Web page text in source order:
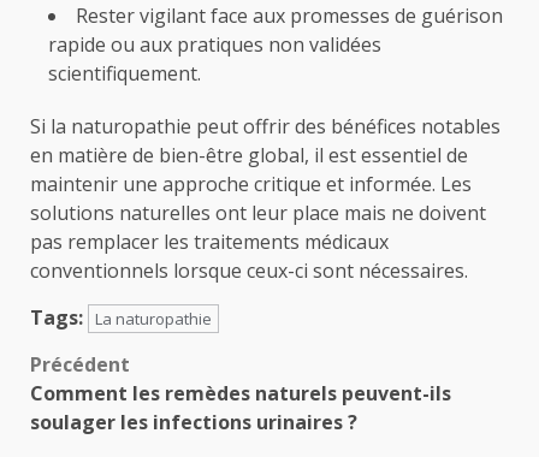
Rester vigilant face aux promesses de guérison
rapide ou aux pratiques non validées
scientifiquement.
Si la naturopathie peut offrir des bénéfices notables
en matière de bien-être global, il est essentiel de
maintenir une approche critique et informée. Les
solutions naturelles ont leur place mais ne doivent
pas remplacer les traitements médicaux
conventionnels lorsque ceux-ci sont nécessaires.
Tags:
La naturopathie
Navigation
d’article
Précédent
Comment les remèdes naturels peuvent-ils
soulager les infections urinaires ?